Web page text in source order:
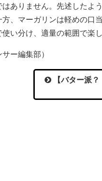
はありません。先述したよ
方、マーガリンは軽めの口
い分け、適量の範囲で楽
サー編集部）
【バター派？